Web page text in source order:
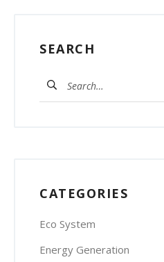
SEARCH
CATEGORIES
Eco System
Energy Generation